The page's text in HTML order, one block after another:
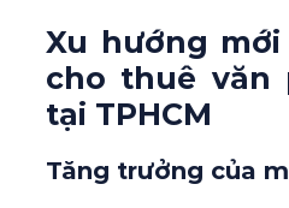
Xu hướng
cho thuê văn
tại TPHCM
Tăng trưởng của